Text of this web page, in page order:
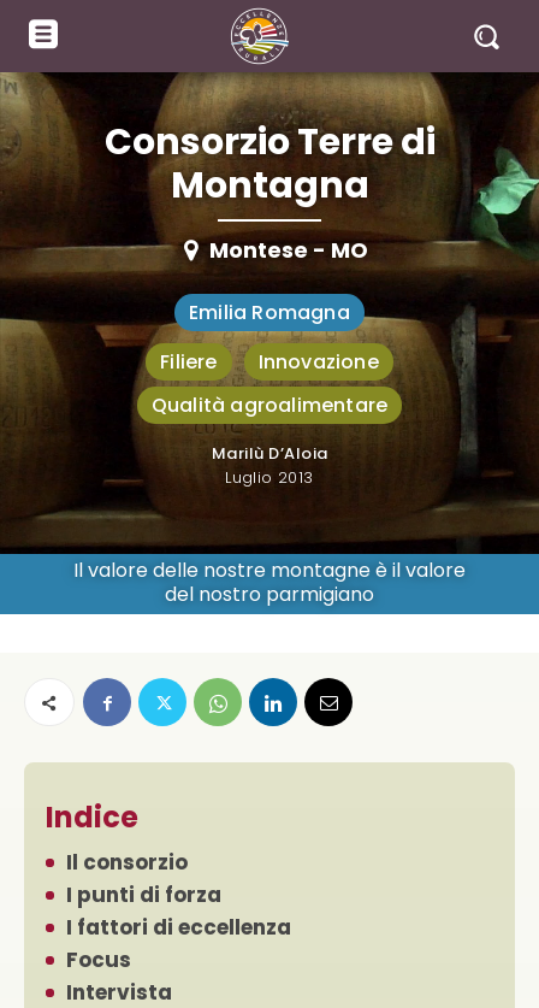
Il valore delle nostre montagne è il valore
del nostro parmigiano
Consorzio Terre di
Montagna
Montese - MO
Emilia Romagna
Filiere
Innovazione
Qualità agroalimentare
Marilù D’Aloia
Luglio 2013
Indice
Il consorzio
I punti di forza
I fattori di eccellenza
Focus
Intervista